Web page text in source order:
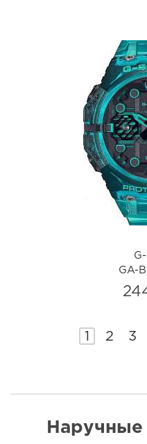
GA-
GA-
1 2 3
Наручные